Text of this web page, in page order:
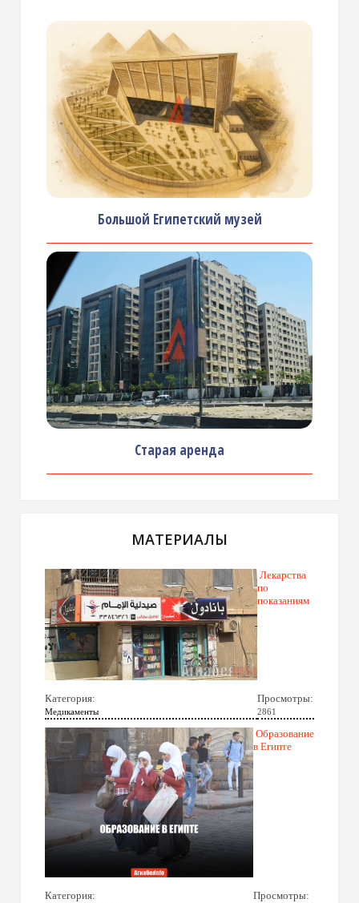
Большой Египетский музей
Старая аренда
МАТЕРИАЛЫ
Лекарства
по
показаниям
Категория:
Медикаменты
Просмотры:
2861
Образование
в Египте
Категория: Просмотры: